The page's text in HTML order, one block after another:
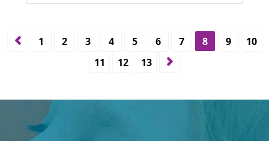
1 2 3 4 5 6 7 8 9
10
11
12 13